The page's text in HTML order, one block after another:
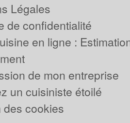
Légales
de confidentialité
en ligne :
de mon entreprise
un cuisiniste étoilé
des cookies